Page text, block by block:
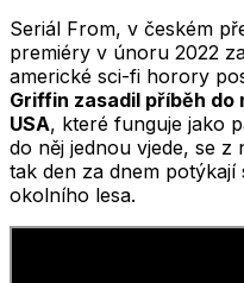
Seriál From, v českém
premiéry v únoru 2022
americké sci-fi horory
Griffin zasadil příběh do
USA, které funguje jako
do něj jednou vjede, se z
tak den za dnem
okolního lesa.